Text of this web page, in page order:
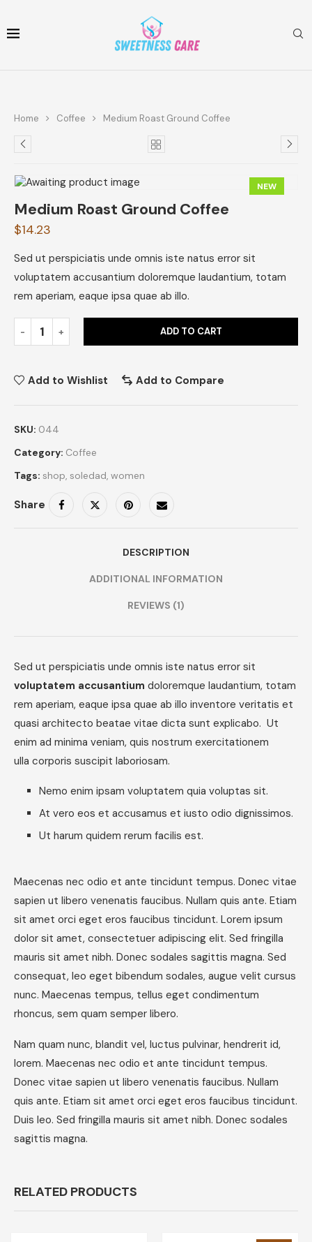
Home Coffee Medium Roast Ground Coffee
NEW
Medium Roast Ground Coffee
$14.23
Sed ut perspiciatis unde omnis iste natus error sit
voluptatem accusantium doloremque laudantium, totam
rem aperiam, eaque ipsa quae ab illo.
ADD TO CART
Add to Wishlist Add to Compare
SKU: 044
Category: Coffee
Tags: shop, soledad, women
Share
DESCRIPTION
ADDITIONAL INFORMATION
REVIEWS (1)
Sed ut perspiciatis unde omnis iste natus error sit
voluptatem accusantium doloremque laudantium, totam
rem aperiam, eaque ipsa quae ab illo inventore veritatis et
quasi architecto beatae vitae dicta sunt explicabo. Ut
enim ad minima veniam, quis nostrum exercitationem
ulla corporis suscipit laboriosam.
Nemo enim ipsam voluptatem quia voluptas sit.
At vero eos et accusamus et iusto odio dignissimos.
Ut harum quidem rerum facilis est.
Maecenas nec odio et ante tincidunt tempus. Donec vitae
sapien ut libero venenatis faucibus. Nullam quis ante. Etiam
sit amet orci eget eros faucibus tincidunt. Lorem ipsum
dolor sit amet, consectetuer adipiscing elit. Sed fringilla
mauris sit amet nibh. Donec sodales sagittis magna. Sed
consequat, leo eget bibendum sodales, augue velit cursus
nunc. Maecenas tempus, tellus eget condimentum
rhoncus, sem quam semper libero.
Nam quam nunc, blandit vel, luctus pulvinar, hendrerit id,
lorem. Maecenas nec odio et ante tincidunt tempus.
Donec vitae sapien ut libero venenatis faucibus. Nullam
quis ante. Etiam sit amet orci eget eros faucibus tincidunt.
Duis leo. Sed fringilla mauris sit amet nibh. Donec sodales
sagittis magna.
RELATED PRODUCTS